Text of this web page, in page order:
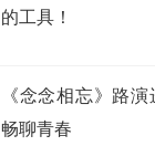
的工具！
《念念相忘》路
畅聊青春